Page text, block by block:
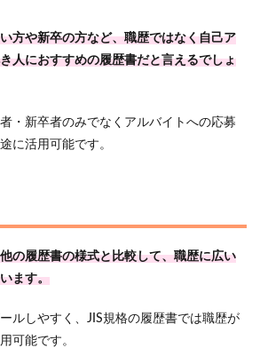
方や新卒の方など、職歴ではなく自己ア
人におすすめの履歴書だと言えるでしょ
・新卒者のみでなくアルバイトへの応募
に活用可能です。
の履歴書の様式と比較して、職歴に広い
ます。
ルしやすく、JIS規格の履歴書では職歴が
可能です。